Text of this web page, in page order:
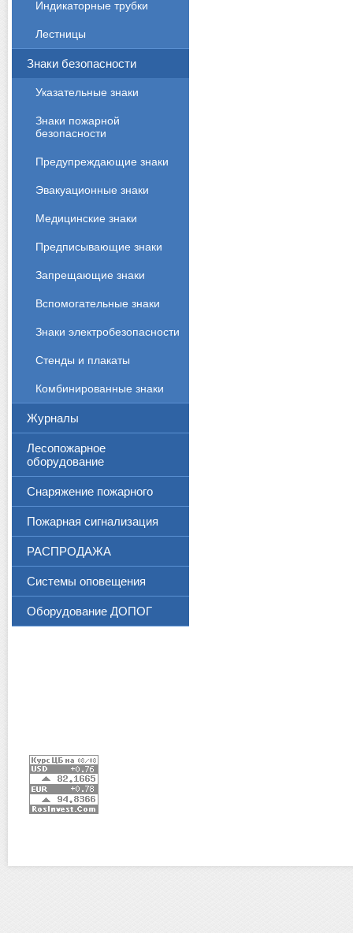
Индикаторные трубки
Лестницы
Знаки безопасности
Указательные знаки
Знаки пожарной
безопасности
Предупреждающие знаки
Эвакуационные знаки
Медицинские знаки
Предписывающие знаки
Запрещающие знаки
Вспомогательные знаки
Знаки электробезопасности
Стенды и плакаты
Комбинированные знаки
Журналы
Лесопожарное
оборудование
Снаряжение пожарного
Пожарная сигнализация
РАСПРОДАЖА
Системы оповещения
Оборудование ДОПОГ